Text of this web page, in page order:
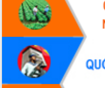
Hội thảo góp ý hồ sơ điều chỉnh quy
hoạch tỉnh Đắk Lắk thời kỳ 2021-2030,
tầm nhìn đến năm 2050
Nâng cao hiệu quả hoạt động của các
doanh nghiệp nhà nước
Hội nghị triển khai kết nối mạng
truyền số liệu chuyên dùng phục vụ cơ
quan Đảng, Nhà nước